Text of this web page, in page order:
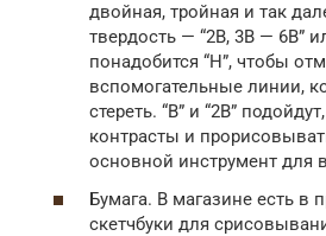
двойная, тройная и так
твердость — “2В, 3В — 6В”
понадобится “Н”, чтобы
вспомогательные линии,
стереть. “В” и “2В”
контрасты и
основной инструмент для
Бумага. В магазине есть в
скетчбуки для